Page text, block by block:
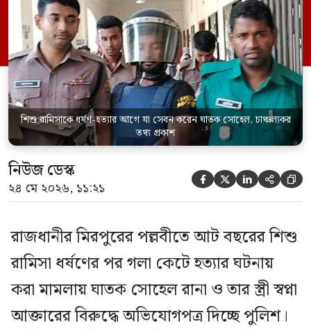
জানিয়েছেন আসামি। রোববার (২৪ মে) সকালে
মামলার তদন্ত কর্মকর্তা পল্লবী থানার উপ-
পরিদর্শক অহিদুজ্জামান এ তথ্য নিছিত করেন।
তিনি বলেন, […]
শিশু রামিসাকে ধর্ষণ-হত্যার আগে যা সেবন করেন ঘাতক সোহেল, চাঞ্চল্যকর
তথ্য প্রকাশ
নিউজ ডেস্ক
২৪ মে ২০২৬, ১১:২১     
রাজধানীর মিরপুরের পল্লবীতে আট বছরের শিশু
রামিসা ধর্ষণের পর গলা কেটে হত্যার ঘটনায়
করা মামলায় ঘাতক সোহেল রানা ও তার স্ত্রী স্বপ্না
আক্তারের বিরুদ্ধে অভিযোগপত্র দিচ্ছে পুলিশ।